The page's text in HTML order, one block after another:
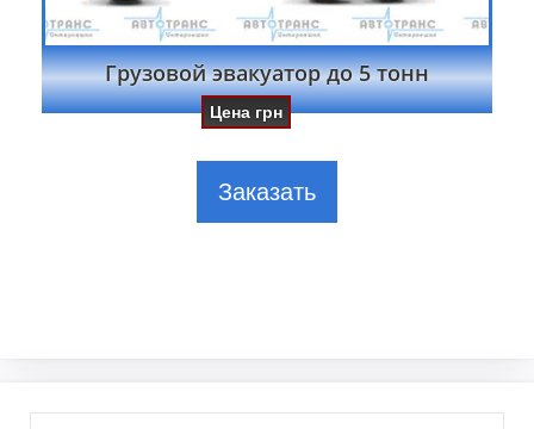
Грузовой эвакуатор до 5 тонн
Цена грн
Заказать